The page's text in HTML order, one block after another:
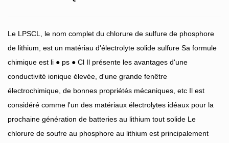
Le LPSCL, le nom complet du chlorure de sulfure de phosphore
de lithium, est un matériau d'électrolyte solide sulfure Sa formule
chimique est li ● ps ● Cl Il présente les avantages d'une
conductivité ionique élevée, d'une grande fenêtre
électrochimique, de bonnes propriétés mécaniques, etc Il est
considéré comme l'un des matériaux électrolytes idéaux pour la
prochaine génération de batteries au lithium tout solide Le
chlorure de soufre au phosphore au lithium est principalement